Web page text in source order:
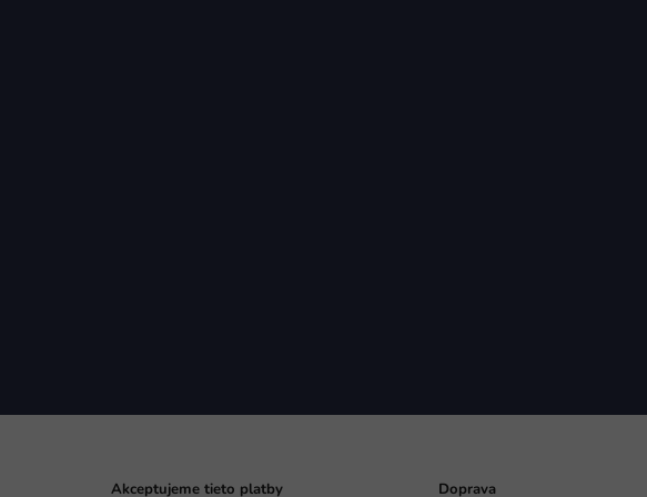
Akceptujeme tieto platby Doprava